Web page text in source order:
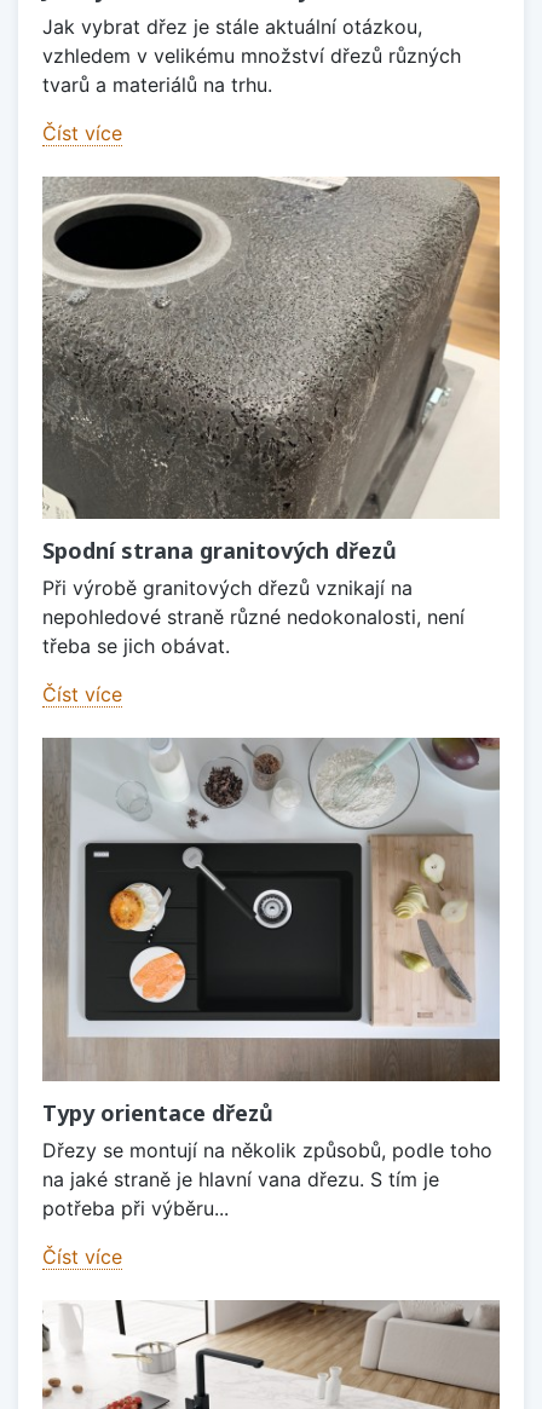
Jak vybrat dřez je stále aktuální otázkou,
vzhledem v velikému množství dřezů různých
tvarů a materiálů na trhu.
Číst více
Spodní strana granitových dřezů
Při výrobě granitových dřezů vznikají na
nepohledové straně různé nedokonalosti, není
třeba se jich obávat.
Číst více
Typy orientace dřezů
Dřezy se montují na několik způsobů, podle toho
na jaké straně je hlavní vana dřezu. S tím je
potřeba při výběru...
Číst více